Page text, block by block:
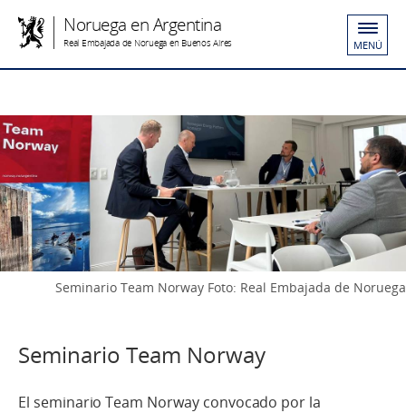
Noruega en Argentina
Real Embajada de Noruega en Buenos Aires MENÚ
Seminario Team Norway Foto: Real Embajada de Noruega
Seminario Team Norway
El seminario Team Norway convocado por la